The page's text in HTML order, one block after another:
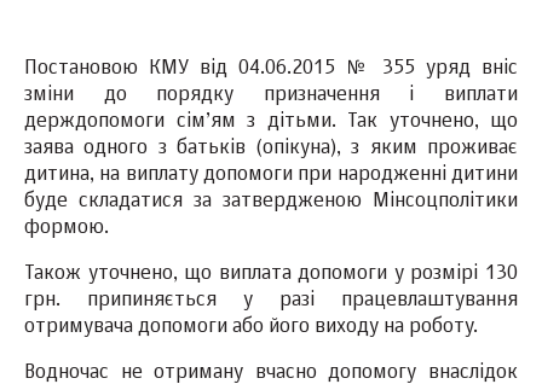
Постановою КМУ від 04.06.2015 № 355 уряд вніс
зміни до порядку призначення і виплати
держдопомоги сім’ям з дітьми. Так уточнено, що
заява одного з батьків (опікуна), з яким проживає
дитина, на виплату допомоги при народженні дитини
буде складатися за затвердженою Мінсоцполітики
формою.
Також уточнено, що виплата допомоги у розмірі 130
грн. припиняється у разі працевлаштування
отримувача допомоги або його виходу на роботу.
Водночас не отриману вчасно допомогу внаслідок